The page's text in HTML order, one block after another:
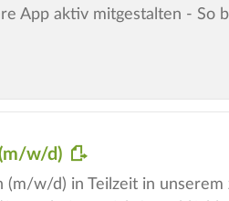
App aktiv mitgestalten - So
w/d)
w/d) in Teilzeit in